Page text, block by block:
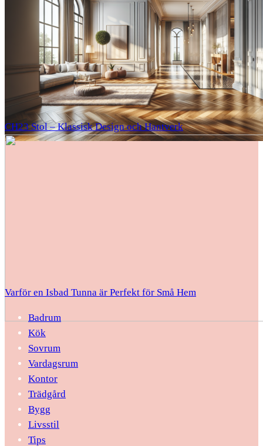
CH23 Stol – Klassisk Design och Hantverk
Varför en Isbad Tunna är Perfekt för Små Hem
Badrum
Kök
Sovrum
Vardagsrum
Kontor
Trädgård
Bygg
Livsstil
Tips